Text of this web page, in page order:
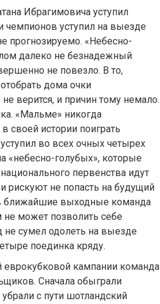
Ибрагимовича уступил
чемпионов уступил на выезде
прогнозируемо. «Небесно-
далеко не безнадежный
не повезло. В то,
дома очки
верится, и причин тому немало.
«Мальме» никогда
своей истории поиграть
во всех очных четырех
«небесно-голубых», которые
первенства идут
рискуют не попасть на будущий
ближайшие выходные команда
не может позволить себе
не сумел одолеть на выезде
поединка кряду.
еврокубковой кампании команда
Сначала обыграли
с пути шотландский